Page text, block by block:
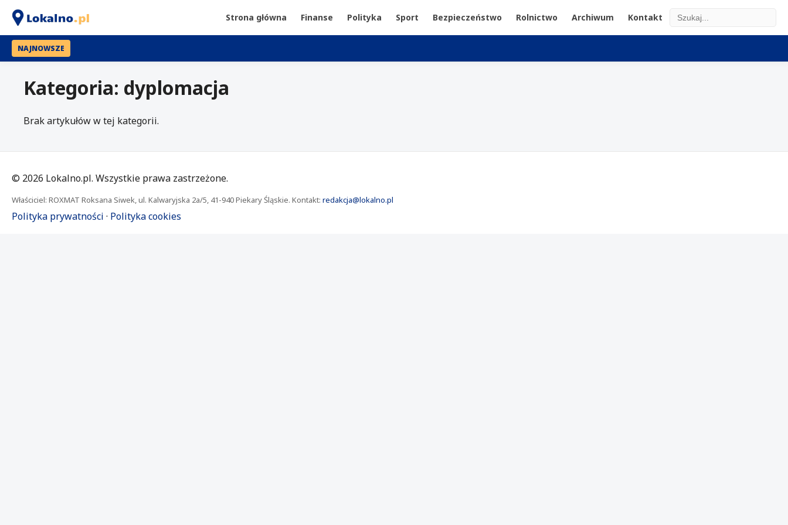
Strona główna Finanse Polityka Sport Bezpieczeństwo Rolnictwo Archiwum Kontakt
NAJNOWSZE
Kategoria: dyplomacja
Brak artykułów w tej kategorii.
© 2026 Lokalno.pl. Wszystkie prawa zastrzeżone.
Właściciel: ROXMAT Roksana Siwek, ul. Kalwaryjska 2a/5, 41-940 Piekary Śląskie. Kontakt: redakcja@lokalno.pl
Polityka prywatności · Polityka cookies